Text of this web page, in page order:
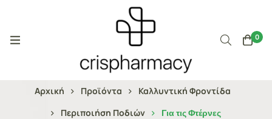
0
Αρχική Προϊόντα
Καλλυντική Φροντίδα
Περιποιήση Ποδιών
Για τις Φτέρνες